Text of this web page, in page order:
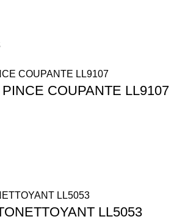
COUPANTE LL9107
LL5053